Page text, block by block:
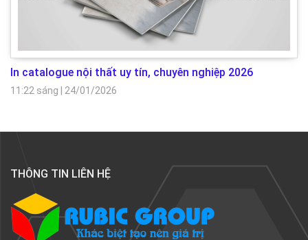
In catalogue nội thất uy tín, chuyên nghiệp 2026
11:22 sáng 24/01/2026
THÔNG TIN LIÊN HỆ